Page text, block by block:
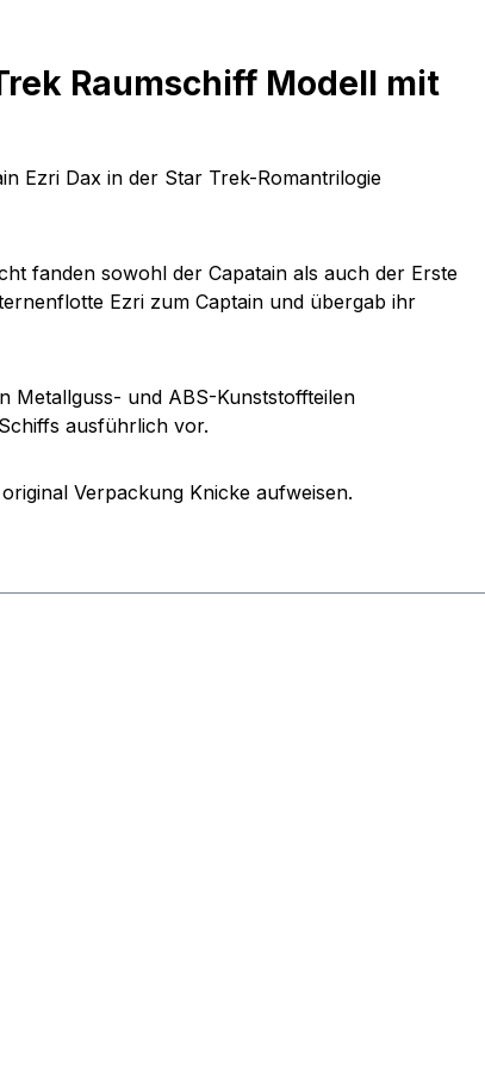
Raumschiff Modell mit
Ezri Dax in der Star Trek-Romantrilogie
fanden sowohl der Capatain als auch der Erste
Ezri zum Captain und übergab ihr
Metallguss- und ABS-Kunststoffteilen
ausführlich vor.
Verpackung Knicke aufweisen.